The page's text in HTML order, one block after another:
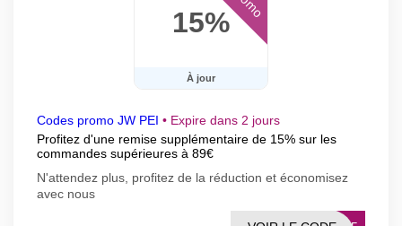
15%
À jour
Codes promo JW PEI • Expire dans 2 jours
Profitez d'une remise supplémentaire de 15% sur les
commandes supérieures à 89€
N'attendez plus, profitez de la réduction et économisez
avec nous